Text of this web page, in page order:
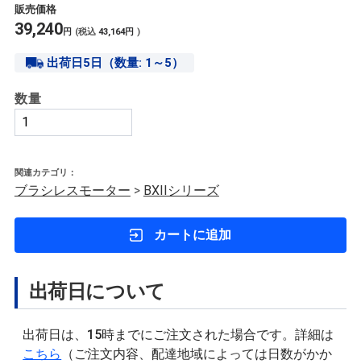
販売価格
39,240円 (税込 43,164円 )
出荷日5日（数量: 1～5）
数量
関連カテゴリ：
ブラシレスモーター > BXIIシリーズ
カートに追加
出荷日について
出荷日は、15時までにご注文された場合です。詳細は
こちら
（ご注文内容、配達地域によっては日数がかか